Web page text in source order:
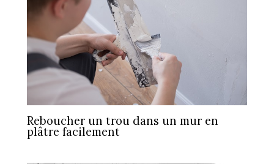
Reboucher un trou dans un mur en
plâtre facilement